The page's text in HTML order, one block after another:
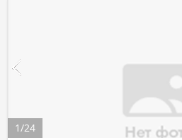
1/24